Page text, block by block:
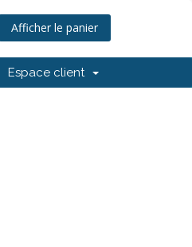
Afficher le panier
Espace client